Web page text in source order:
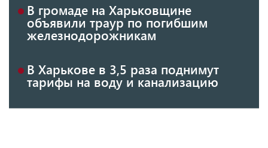
В громаде на Харьковщине
объявили траур по погибшим
железнодорожникам
В Харькове в 3,5 раза поднимут
тарифы на воду и канализацию